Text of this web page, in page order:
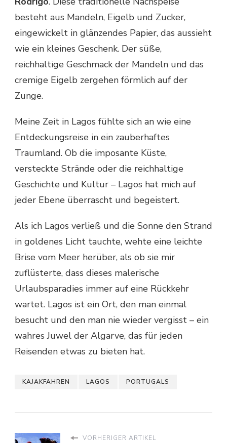
besteht aus Mandeln, Eigelb und Zucker,
eingewickelt in glänzendes Papier, das aussieht
wie ein kleines Geschenk. Der süße,
reichhaltige Geschmack der Mandeln und das
cremige Eigelb zergehen förmlich auf der
Zunge.
Meine Zeit in Lagos fühlte sich an wie eine
Entdeckungsreise in ein zauberhaftes
Traumland. Ob die imposante Küste,
versteckte Strände oder die reichhaltige
Geschichte und Kultur – Lagos hat mich auf
jeder Ebene überrascht und begeistert.
Als ich Lagos verließ und die Sonne den Strand
in goldenes Licht tauchte, wehte eine leichte
Brise vom Meer herüber, als ob sie mir
zuflüsterte, dass dieses malerische
Urlaubsparadies immer auf eine Rückkehr
wartet. Lagos ist ein Ort, den man einmal
besucht und den man nie wieder vergisst – ein
wahres Juwel der Algarve, das für jeden
Reisenden etwas zu bieten hat.
KAJAKFAHREN LAGOS PORTUGALS
VORHERIGER ARTIKEL